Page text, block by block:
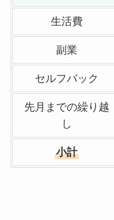
生活費
副業
セルフバック
先月までの繰り越
し
小計